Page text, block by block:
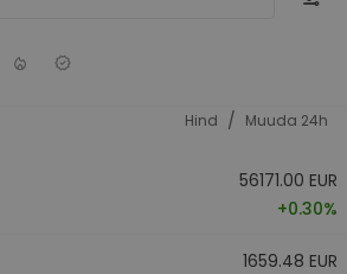
Hind / Muuda 24h
56171.00 EUR
+0.30%
1659.48 EUR